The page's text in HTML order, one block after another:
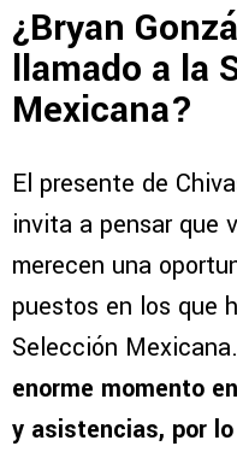
¿Bryan
llamado a la
Mexicana?
El presente de
invita a pensar que
merecen una
puestos en los que
Selección Mexicana.
enorme momento
y asistencias, por